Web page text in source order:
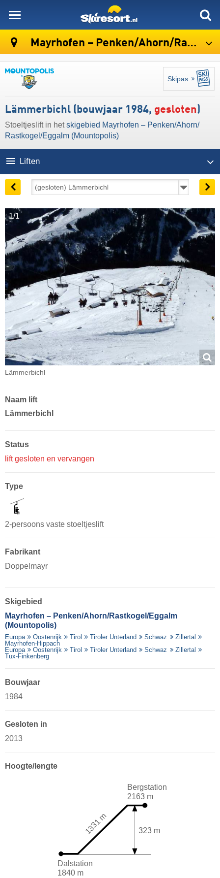
Mayrhofen – Penken/​Ahorn/​Rastkogel/​Eggalm (Mountopolis)
Skipas
Lämmerbichl (bouwjaar 1984, gesloten)
Stoeltjeslift in hetskigebied Mayrhofen – Penken/​Ahorn/​
Rastkogel/​Eggalm (Mountopolis)
Liften
1/1
Lämmerbichl
Naam lift
Lämmerbichl
Status
lift gesloten en vervangen
Type
2-persoons vaste stoeltjeslift
Fabrikant
Doppelmayr
Skigebied
Mayrhofen – Penken/​Ahorn/​Rastkogel/​Eggalm
(Mountopolis)
Europa Oostenrijk Tirol Tiroler Unterland Schwaz
Zillertal
Mayrhofen-Hippach
Europa
Oostenrijk Tirol Tiroler Unterland Schwaz
Zillertal
Tux-Finkenberg
Bouwjaar
1984
Gesloten in
2013
Hoogte/lengte
Dalstation
1840 m
Bergstation
2163 m
323 m
1331 m